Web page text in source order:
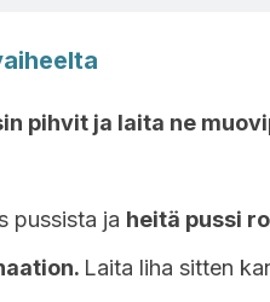
pihvit ja laita ne
pussista ja heitä pussi
Laita liha sitten